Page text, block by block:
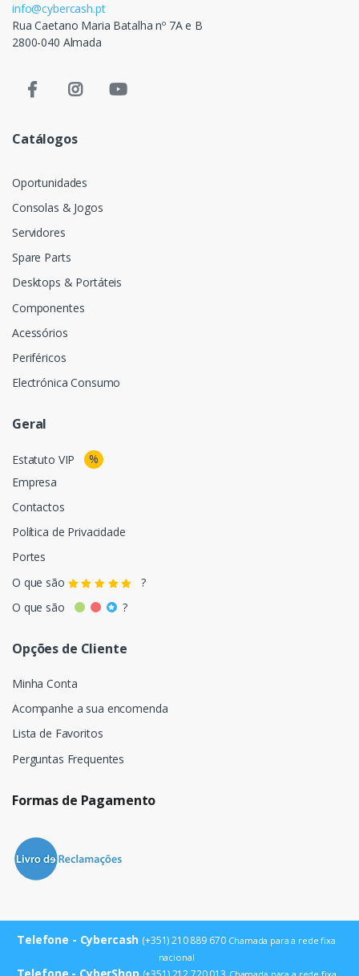
info@cybercash.pt
Rua Caetano Maria Batalha nº 7A e B
2800-040 Almada
Catálogos
Oportunidades
Consolas & Jogos
Servidores
Spare Parts
Desktops & Portáteis
Componentes
Acessórios
Periféricos
Electrónica Consumo
Geral
Estatuto VIP
%
Empresa
Contactos
Política de Privacidade
Portes
O que são
?
O que são
?
Opções de Cliente
Minha Conta
Acompanhe a sua encomenda
Lista de Favoritos
Perguntas Frequentes
Formas de Pagamento
Telefone - Cybercash (+351) 210 889 670 Chamada para a rede fixa
nacional